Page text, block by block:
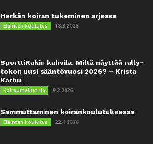
Herkän koiran tukeminen arjessa
Eläinten koulutus 18.3.2026
SporttiRakin kahvila: Miltä näyttää rally-
tokon uusi sääntövuosi 2026? – Krista
Karhu...
Koiraurheilun ilo 9.2.2026
Sammuttaminen koirankoulutuksessa
Eläinten koulutus 22.1.2026